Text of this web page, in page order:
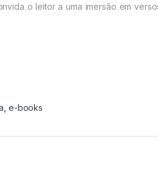
o leitor a uma imersão em
,e-books